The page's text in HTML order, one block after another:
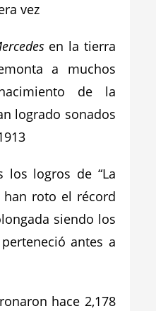
vez
en la tierra
a muchos
de la
logrado sonados
los logros de “La
han roto el récord
siendo los
antes a
hace 2,178